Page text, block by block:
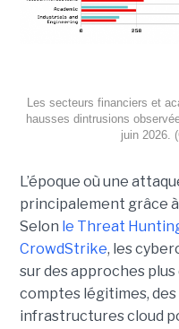
Les secteurs financiers et
hausses dintrusions
juin 2026.
L’époque où une
principalement grâce
Selon le Threat
CrowdStrike, les
sur des approches
comptes légitimes, des
infrastructures cloud